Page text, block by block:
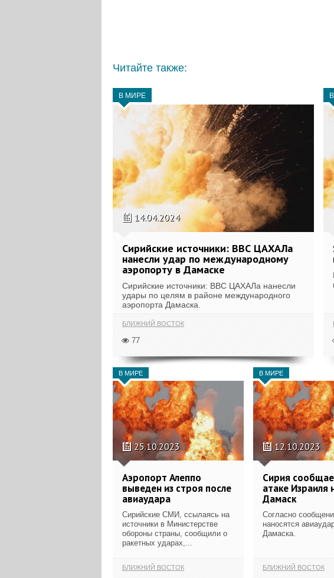
Читайте также:
В МИРЕ
14.04.2024
Сирийские источники: ВВС ЦАХАЛа
нанесли удар по международному
аэропорту в Дамаске
Сирийские источники: ВВС ЦАХАЛа нанесли
удары по целям в районе международного
аэропорта Дамаска.
БЛИЖНИЙ ВОСТОК
77
В МИРЕ
25.10.2023
Аэропорт Алеппо
выведен из строя после
авиаудара
Сирийские СМИ, ссылаясь на
источники в Министерстве
обороны страны, сообщили о
ракетных ударах,...
БЛИЖНИЙ ВОСТОК
В МИРЕ
12.10.2023
Сирия
атаке Израиля
Дамаск
Согласно
наносятся
Дамаска.
БЛИЖНИЙ ВОСТОК